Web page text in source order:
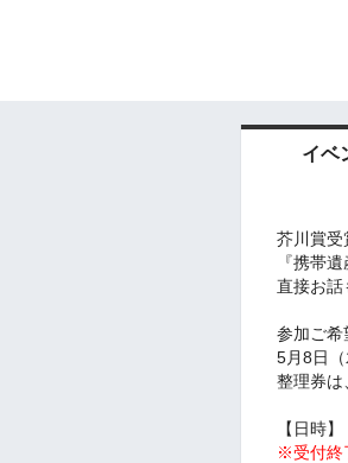
イベ
芥川賞
『携帯
直接お話
参加ご希
5月8日
整理券は
【日時
※受付終